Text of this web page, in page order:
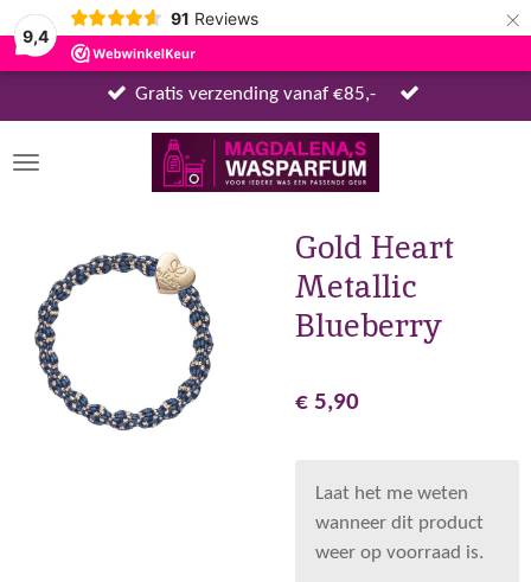
9,4
91 Reviews ×
Gratis verzending vanaf €85,-
Gold Heart
Metallic
Blueberry
€ 5,90
Laat het me weten
wanneer dit product
weer op voorraad is.